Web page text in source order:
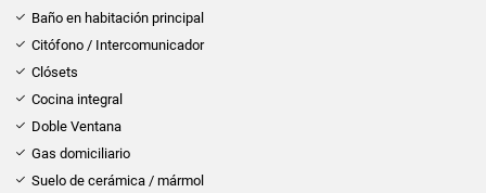
Baño en habitación principal
Citófono / Intercomunicador
Clósets
Cocina integral
Doble Ventana
Gas domiciliario
Suelo de cerámica / mármol